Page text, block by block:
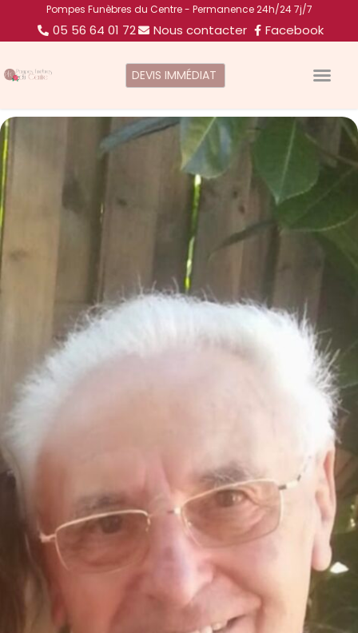
Pompes Funèbres du Centre - Permanence 24h/24 7j/7
05 56 64 01 72 Nous contacter Facebook
DEVIS IMMÉDIAT